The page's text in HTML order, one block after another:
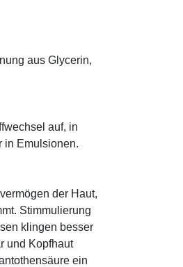
aus Glycerin,
auf, in
in Emulsionen.
der Haut,
Stimmulierung
klingen besser
und Kopfhaut
ein